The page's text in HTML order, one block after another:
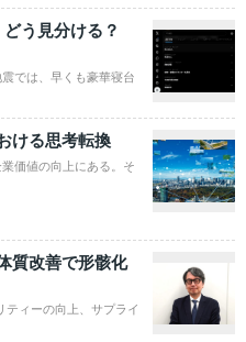
う見分ける？
では、早くも豪華寝台
ける思考転換
価値の向上にある。そ
質改善で形骸化
ティーの向上、サプライ